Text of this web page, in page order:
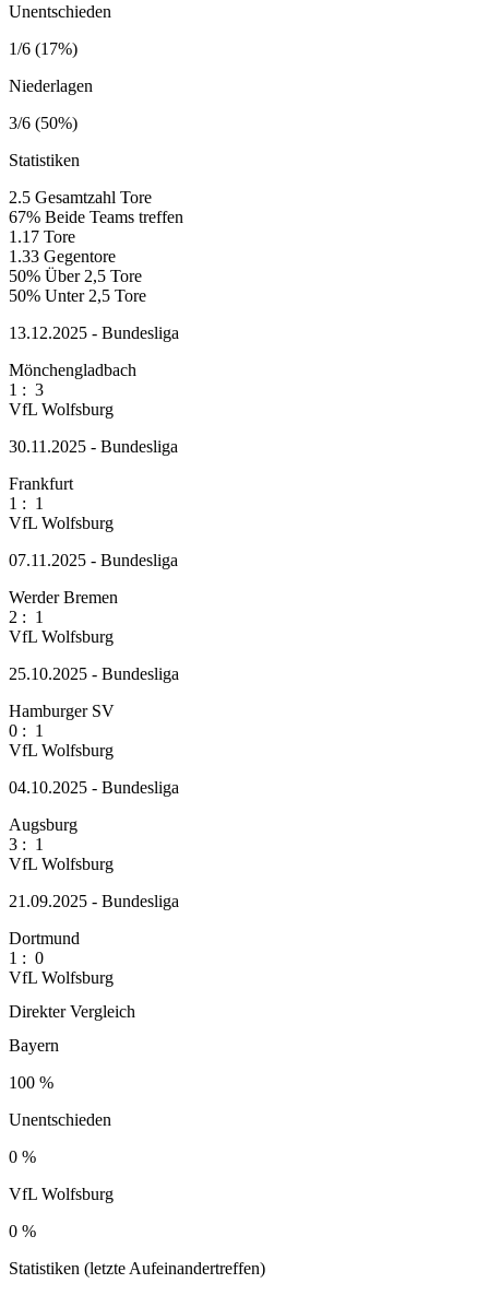
Unentschieden
1/6 (17%)
Niederlagen
3/6 (50%)
Statistiken
2.5 Gesamtzahl Tore
67% Beide Teams treffen
1.17 Tore
1.33 Gegentore
50% Über 2,5 Tore
50% Unter 2,5 Tore
13.12.2025 - Bundesliga
Mönchengladbach
1 : 3
VfL Wolfsburg
30.11.2025 - Bundesliga
Frankfurt
1 : 1
VfL Wolfsburg
07.11.2025 - Bundesliga
Werder Bremen
2 : 1
VfL Wolfsburg
25.10.2025 - Bundesliga
Hamburger SV
0 : 1
VfL Wolfsburg
04.10.2025 - Bundesliga
Augsburg
3 : 1
VfL Wolfsburg
21.09.2025 - Bundesliga
Dortmund
1 : 0
VfL Wolfsburg
Direkter Vergleich
Bayern
100 %
Unentschieden
0 %
VfL Wolfsburg
0 %
Statistiken (letzte Aufeinandertreffen)